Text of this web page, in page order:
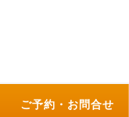
ご予約・お問合せ